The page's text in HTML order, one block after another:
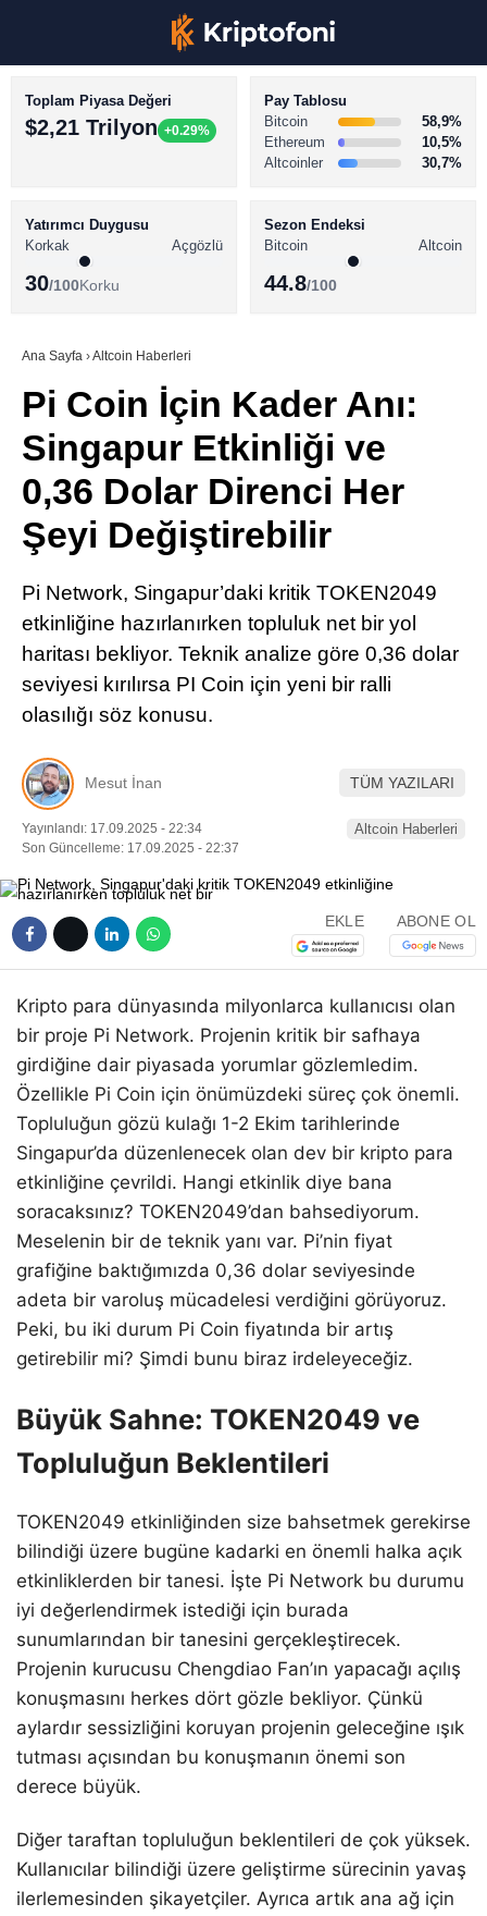
Youtube
TikTok
Telegram
BİTCOİN HABERLERİ
ALTCOİN HABERLERİ
SÖZLÜK
Toplam Piyasa Değeri
$2,21 Trilyon +0.29%
Pay Tablosu
Bitcoin
58,9%
Ethereum
10,5%
Altcoinler
30,7%
Yatırımcı Duygusu
Korkak
Açgözlü
30/100Korku
Sezon Endeksi
Bitcoin
Altcoin
44.8/100
Ana Sayfa ›Altcoin Haberleri
Pi Coin İçin Kader Anı:
Singapur Etkinliği ve
0,36 Dolar Direnci Her
Şeyi Değiştirebilir
Pi Network, Singapur’daki kritik TOKEN2049
etkinliğine hazırlanırken topluluk net bir yol
haritası bekliyor. Teknik analize göre 0,36 dolar
seviyesi kırılırsa PI Coin için yeni bir ralli
olasılığı söz konusu.
Mesut İnan TÜM YAZILARI
Yayınlandı: 17.09.2025 - 22:34
Son Güncelleme: 17.09.2025 - 22:37
Altcoin Haberleri
EKLE ABONE OL
Kripto para dünyasında milyonlarca kullanıcısı olan
bir proje Pi Network. Projenin kritik bir safhaya
girdiğine dair piyasada yorumlar gözlemledim.
Özellikle Pi Coin için önümüzdeki süreç çok önemli.
Topluluğun gözü kulağı 1-2 Ekim tarihlerinde
Singapur’da düzenlenecek olan dev bir kripto para
etkinliğine çevrildi. Hangi etkinlik diye bana
soracaksınız? TOKEN2049’dan bahsediyorum.
Meselenin bir de teknik yanı var. Pi’nin fiyat
grafiğine baktığımızda 0,36 dolar seviyesinde
adeta bir varoluş mücadelesi verdiğini görüyoruz.
Peki, bu iki durum Pi Coin fiyatında bir artış
getirebilir mi? Şimdi bunu biraz irdeleyeceğiz.
Büyük Sahne: TOKEN2049 ve
Topluluğun Beklentileri
TOKEN2049 etkinliğinden size bahsetmek gerekirse
bilindiği üzere bugüne kadarki en önemli halka açık
etkinliklerden bir tanesi. İşte Pi Network bu durumu
iyi değerlendirmek istediği için burada
sunumlarından bir tanesini gerçekleştirecek.
Projenin kurucusu Chengdiao Fan’ın yapacağı açılış
konuşmasını herkes dört gözle bekliyor. Çünkü
aylardır sessizliğini koruyan projenin geleceğine ışık
tutması açısından bu konuşmanın önemi son
derece büyük.
Diğer taraftan topluluğun beklentileri de çok yüksek.
Kullanıcılar bilindiği üzere geliştirme sürecinin yavaş
ilerlemesinden şikayetçiler. Ayrıca artık ana ağ için